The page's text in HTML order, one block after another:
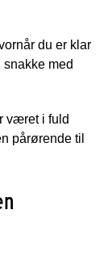
du er klar
med
været i fuld
pårørende til